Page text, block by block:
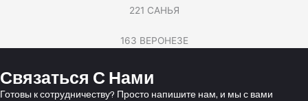
221 САНЬЯ
163 ВЕРОНЕЗЕ
Связаться С Нами
Готовы к сотрудничеству? Просто напишите нам, и мы с вами